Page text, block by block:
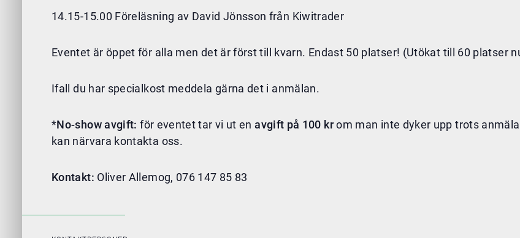
14.15-15.00 Föreläsning av David Jönsson från Kiwitrader
Eventet är öppet för alla men det är först till kvarn. Endast 50 platser! (Utökat till 60 platser
Ifall du har specialkost meddela gärna det i anmälan.
*No-show avgift:för eventet tar vi ut enavgift på 100 krom man inte dyker upp trots
kan närvara kontakta oss.
Kontakt: Oliver Allemog, 076 147 85 83